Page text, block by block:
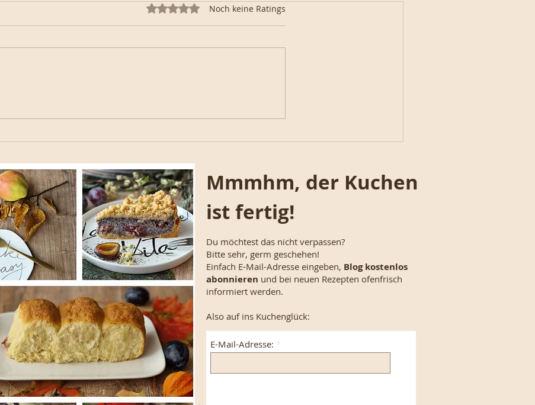
Gugelhupf
Verwertungskuchen
Mit 0 von 5 Sternen bewertet.
Noch keine Ratings
Mmmhm, der Kuchen
ist fertig!
Du möchtest das nicht verpassen?
Bitte sehr, germ geschehen!
Einfach E-Mail-Adresse eingeben, Blog kostenlos
abonnieren und bei neuen Rezepten ofenfrisch
informiert werden.
Also auf ins Kuchenglück:
E-Mail-Adresse: